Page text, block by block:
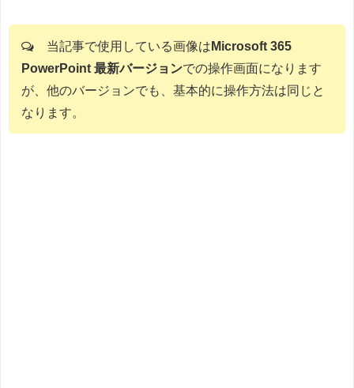
当記事で使用している画像は Microsoft 365
PowerPoint 最新バージョンでの操作画面になります
が、他のバージョンでも、基本的に操作方法は同じと
なります。